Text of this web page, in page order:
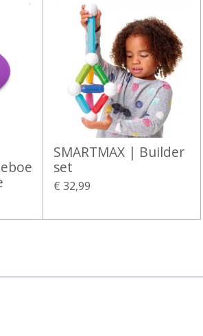
SMARTMAX | Builder
set
€ 32,99